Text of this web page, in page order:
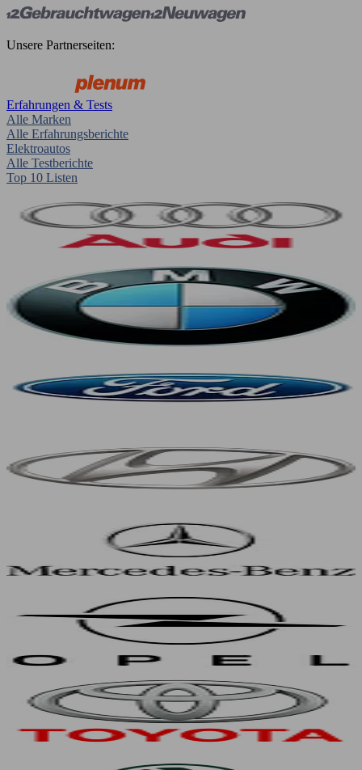
Unsere Partnerseiten:
Erfahrungen & Tests
Alle Marken
Alle Erfahrungsberichte
Elektroautos
Alle Testberichte
Top 10 Listen